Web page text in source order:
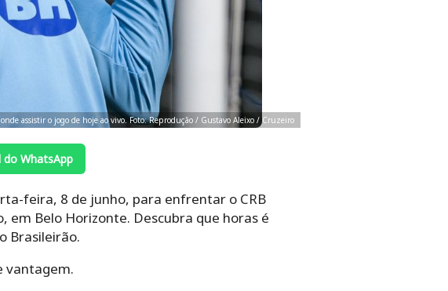
assistir o jogo de hoje ao vivo. Foto: Reprodução / Gustavo Aleixo / Cruzeiro
do WhatsApp
feira, 8 de junho, para enfrentar o CRB
em Belo Horizonte. Descubra que horas é
Brasileirão.
vantagem.